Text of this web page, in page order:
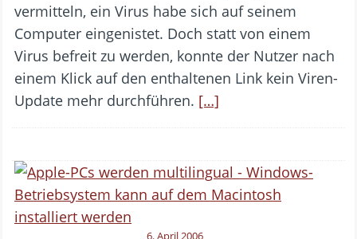
vermitteln, ein Virus habe sich auf seinem
Computer eingenistet. Doch statt von einem
Virus befreit zu werden, konnte der Nutzer nach
einem Klick auf den enthaltenen Link kein Viren-
Update mehr durchführen. […]
6. April 2006